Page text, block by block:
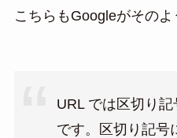
こちらもGoogleがそのよ
URL では区切り
です。区切り記号